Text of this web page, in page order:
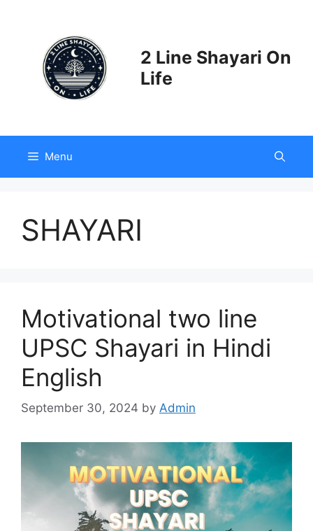
2 Line Shayari On
Life
Menu
SHAYARI
Motivational two line
UPSC Shayari in Hindi
English
September 30, 2024 by Admin